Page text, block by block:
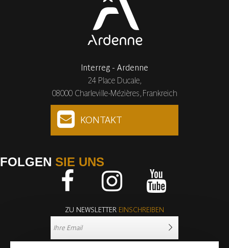
Interreg - Ardenne
24 Place Ducale,
08000 Charleville-Mézières, Frankreich
KONTAKT
FOLGEN SIE UNS
ZU NEWSLETTER EINSCHREIBEN